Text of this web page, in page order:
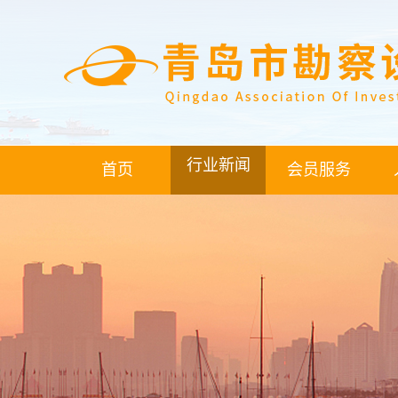
首页 行业新闻 会员服务